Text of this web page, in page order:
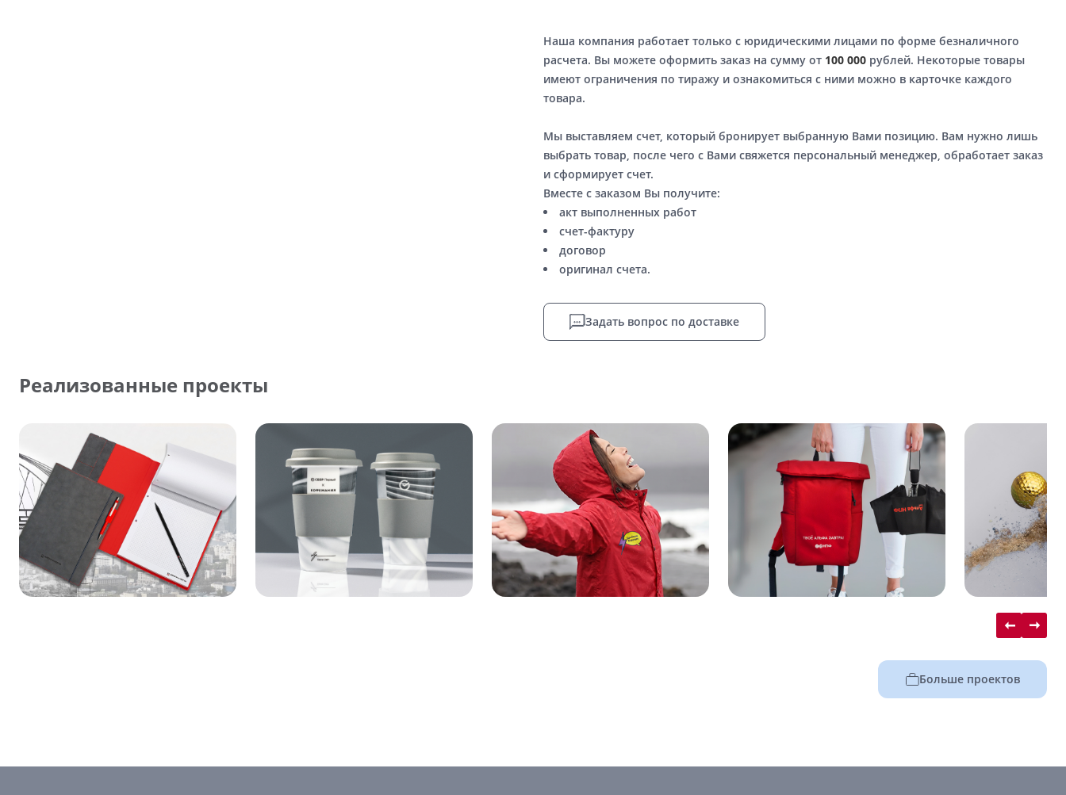
Наша компания работает только с юридическими лицами по форме безналичного
расчета. Вы можете оформить заказ на сумму от 100 000рублей. Некоторые товары
имеют ограничения по тиражу и ознакомиться с ними можно в карточке каждого
товара.
Мы выставляем счет, который бронирует выбранную Вами позицию. Вам нужно лишь
выбрать товар, после чего с Вами свяжется персональный менеджер, обработает заказ
и сформирует счет.
Вместе с заказом Вы получите:
акт выполненных работ
счет-фактуру
договор
оригинал счета.
Задать вопрос по доставке
Реализованные проекты
Больше проектов